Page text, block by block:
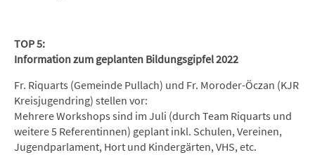
TOP 5:
Information zum geplanten Bildungsgipfel 2022
Fr. Riquarts (Gemeinde Pullach) und Fr. Moroder-Öczan (KJR
Kreisjugendring) stellen vor:
Mehrere Workshops sind im Juli (durch Team Riquarts und
weitere 5 Referentinnen) geplant inkl. Schulen, Vereinen,
Jugendparlament, Hort und Kindergärten, VHS, etc.